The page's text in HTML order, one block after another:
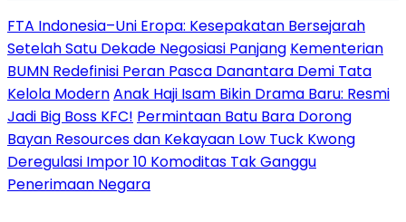
FTA Indonesia–Uni Eropa: Kesepakatan Bersejarah
Setelah Satu Dekade Negosiasi Panjang Kementerian
BUMN Redefinisi Peran Pasca Danantara Demi Tata
Kelola ModernAnak Haji Isam Bikin Drama Baru: Resmi
Jadi Big Boss KFC! Permintaan Batu Bara Dorong
Bayan Resources dan Kekayaan Low Tuck Kwong
Deregulasi Impor 10 Komoditas Tak Ganggu
Penerimaan Negara